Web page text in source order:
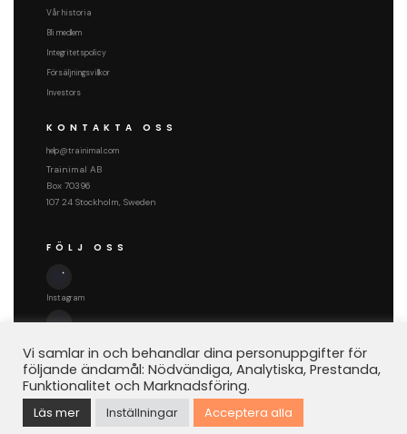
Vår historia
Bli medlem
Integritetspolicy
Försäljningsvillkor
Investors
KONTAKTA OSS
help@trainimal.com
Trainimal AB
Box 70396
107 24 Stockholm, Sweden
FÖLJ OSS
Instagram
Vi samlar in och behandlar dina personuppgifter för
följande ändamål: Nödvändiga, Analytiska, Prestanda,
Funktionalitet och Marknadsföring.
Läs mer Inställningar Acceptera alla